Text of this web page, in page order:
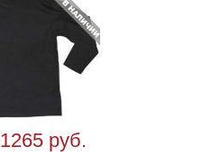
1265 руб.